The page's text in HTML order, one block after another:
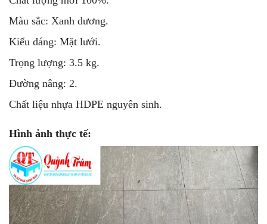
Màu sắc: Xanh dương.
Kiểu dáng: Mặt lưới.
Trọng lượng: 3.5 kg.
Đường nâng: 2.
Chất liệu nhựa HDPE nguyên sinh.
Hình ảnh thực tế: